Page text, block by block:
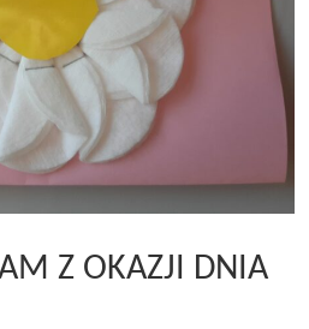
Z OKAZJI DNIA